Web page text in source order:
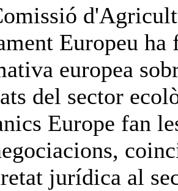
Europeu
europea
del sector
Europe fan
jurídica al